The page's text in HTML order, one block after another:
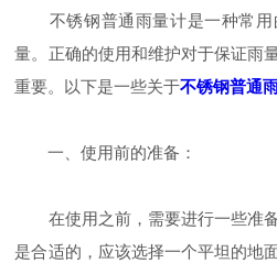
不锈钢普通雨量计是一种常用
量。正确的使用和维护对于保证雨
重要。以下是一些关于不锈钢普通
一、使用前的准备：
在使用之前，需要进行一些准备
是合适的，应该选择一个平坦的地